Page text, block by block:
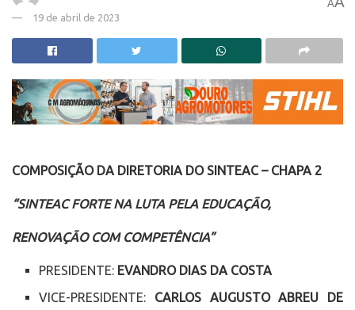
19 de abril de 2023
A
COMPOSIÇÃO DA DIRETORIA DO SINTEAC – CHAPA 2
“SINTEAC FORTE NA LUTA PELA EDUCAÇÃO,
RENOVAÇÃO COM COMPETÊNCIA”
PRESIDENTE: EVANDRO DIAS DA COSTA
VICE-PRESIDENTE: CARLOS AUGUSTO ABREU DE